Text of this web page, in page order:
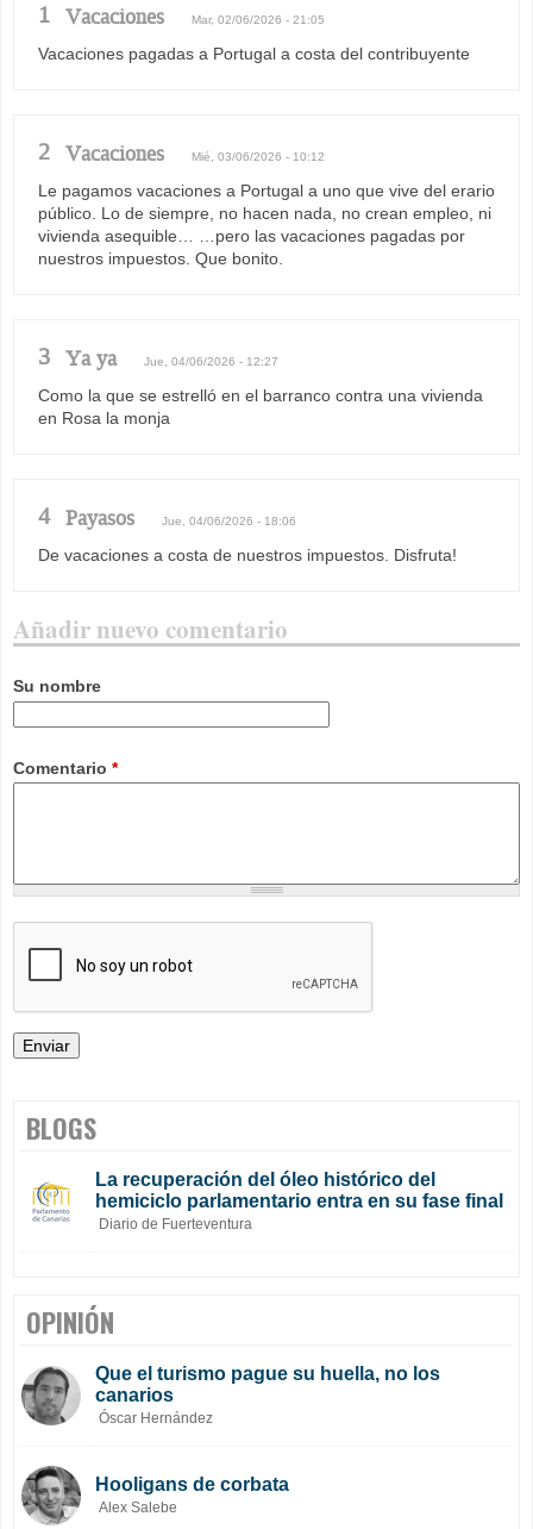
1 Vacaciones Mar, 02/06/2026 - 21:05
Vacaciones pagadas a Portugal a costa del contribuyente
2 Vacaciones Mié, 03/06/2026 - 10:12
Le pagamos vacaciones a Portugal a uno que vive del erario
público. Lo de siempre, no hacen nada, no crean empleo, ni
vivienda asequible… …pero las vacaciones pagadas por
nuestros impuestos. Que bonito.
3 Ya ya Jue, 04/06/2026 - 12:27
Como la que se estrelló en el barranco contra una vivienda
en Rosa la monja
4 Payasos Jue, 04/06/2026 - 18:06
De vacaciones a costa de nuestros impuestos. Disfruta!
Añadir nuevo comentario
Su nombre
Comentario *
BLOGS
La recuperación del óleo histórico del
hemiciclo parlamentario entra en su fase final
Diario de Fuerteventura
OPINIÓN
Que el turismo pague su huella, no los
canarios
Óscar Hernández
Hooligans de corbata
Alex Salebe